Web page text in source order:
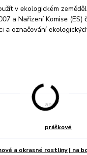
v ekologickém
a Nařízení Komise (ES)
a označování
ano
práškové
a okrasné rostliny | na